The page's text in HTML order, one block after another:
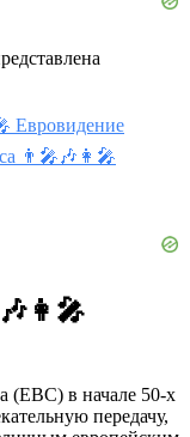
Евровидение
👨‍🎤🎶👩‍🎤
(ЕВС) в начале 50-х
передачу,